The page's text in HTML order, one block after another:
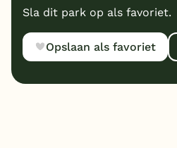
Sla dit park op als favoriet.
Opslaan als favoriet